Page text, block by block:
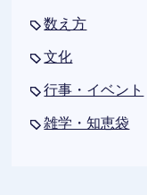
数え方
文化
行事・イベント
雑学・知恵袋